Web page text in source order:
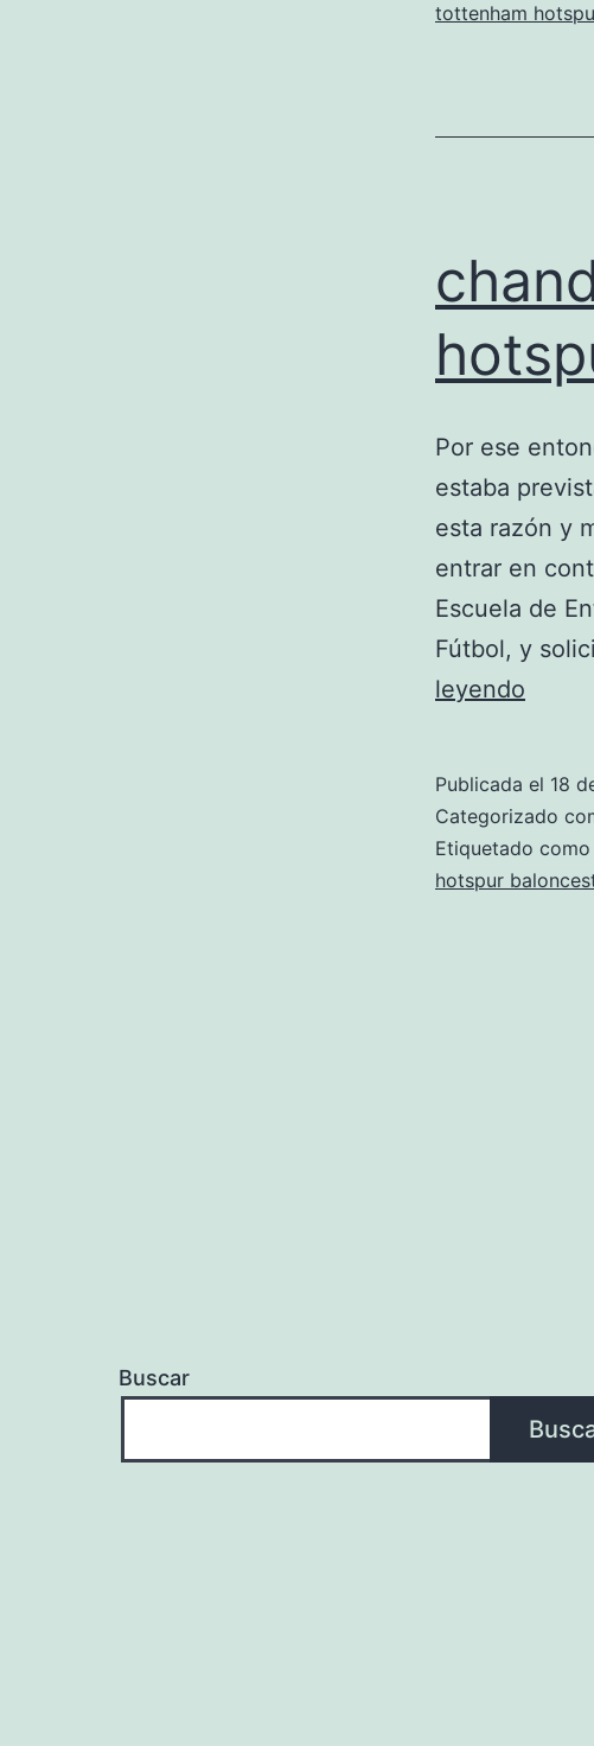
tottenham
Por ese
estaba
esta razón y
entrar en
Escuela de
Fútbol, y
leyendo
negra
con
Publicada el 18
Categorizado
Etiquetado como
hotspur
Buscar